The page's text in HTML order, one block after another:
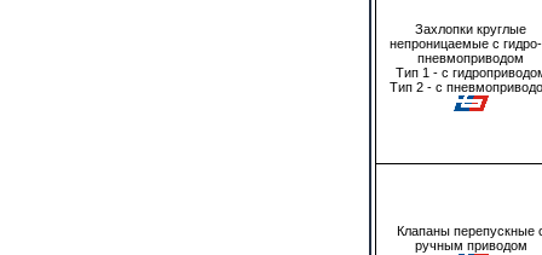
Захлопки круглые
непроницаемые с
пневмоприводом
Тип 1 - с
Тип 2 - с
Клапаны перепускные
ручным приводом